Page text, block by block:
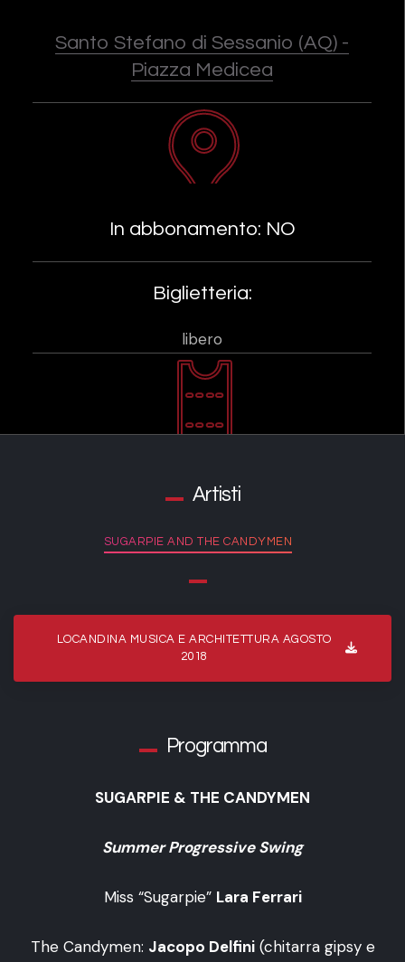
Santo Stefano di Sessanio (AQ) -
Piazza Medicea
In abbonamento: NO
Biglietteria:
libero
Artisti
SUGARPIE AND THE CANDYMEN
LOCANDINA MUSICA E ARCHITETTURA AGOSTO
2018
Programma
SUGARPIE & THE CANDYMEN
Summer Progressive Swing
Miss “Sugarpie” Lara Ferrari
The Candymen: Jacopo Delfini(chitarra gipsy e